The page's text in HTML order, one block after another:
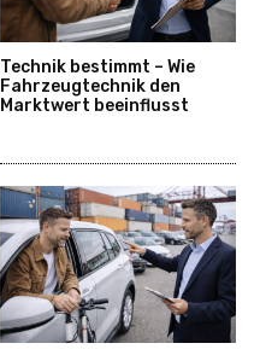
Technik bestimmt – Wie
Fahrzeugtechnik den
Marktwert beeinflusst